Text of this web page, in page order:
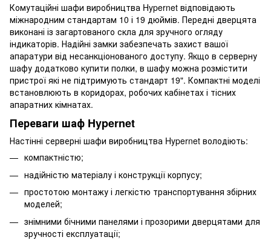
Комутаційні шафи виробництва Hypernet відповідають
міжнародним стандартам 10 і 19 дюймів. Передні дверцята
виконані із загартованого скла для зручного огляду
індикаторів. Надійні замки забезпечать захист вашої
апаратури від несанкціонованого доступу. Якщо в серверну
шафу додатково купити полки, в шафу можна розмістити
пристрої які не підтримують стандарт 19". Компактні моделі
встановлюють в коридорах, робочих кабінетах і тісних
апаратних кімнатах.
Переваги шаф Hypernet
Настінні серверні шафи виробництва Hypernet володіють:
компактністю;
надійністю матеріалу і конструкції корпусу;
простотою монтажу і легкістю транспортування збірних
моделей;
знімними бічними панелями і прозорими дверцятами для
зручності експлуатації;